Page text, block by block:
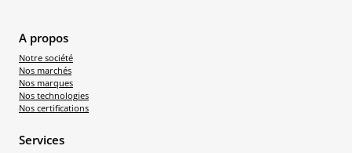
A propos
Notre société
Nos marchés
Nos marques
Nos technologies
Nos certifications
Services